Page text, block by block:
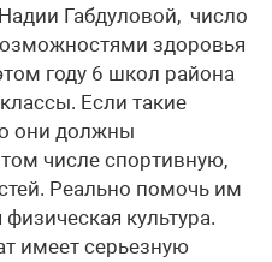
Габдуловой, число
здоровья
году 6 школ района
Если такие
они должны
числе спортивную,
Реально помочь им
культура.
имеет серьезную